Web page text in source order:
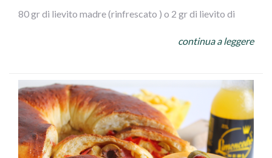
80 gr di lievito madre (rinfrescato ) o 2 gr di lievito di
100 gr di olive verdi denocciolate farcite al peperone
Ficacci
6 gr di sale
continua a leggere